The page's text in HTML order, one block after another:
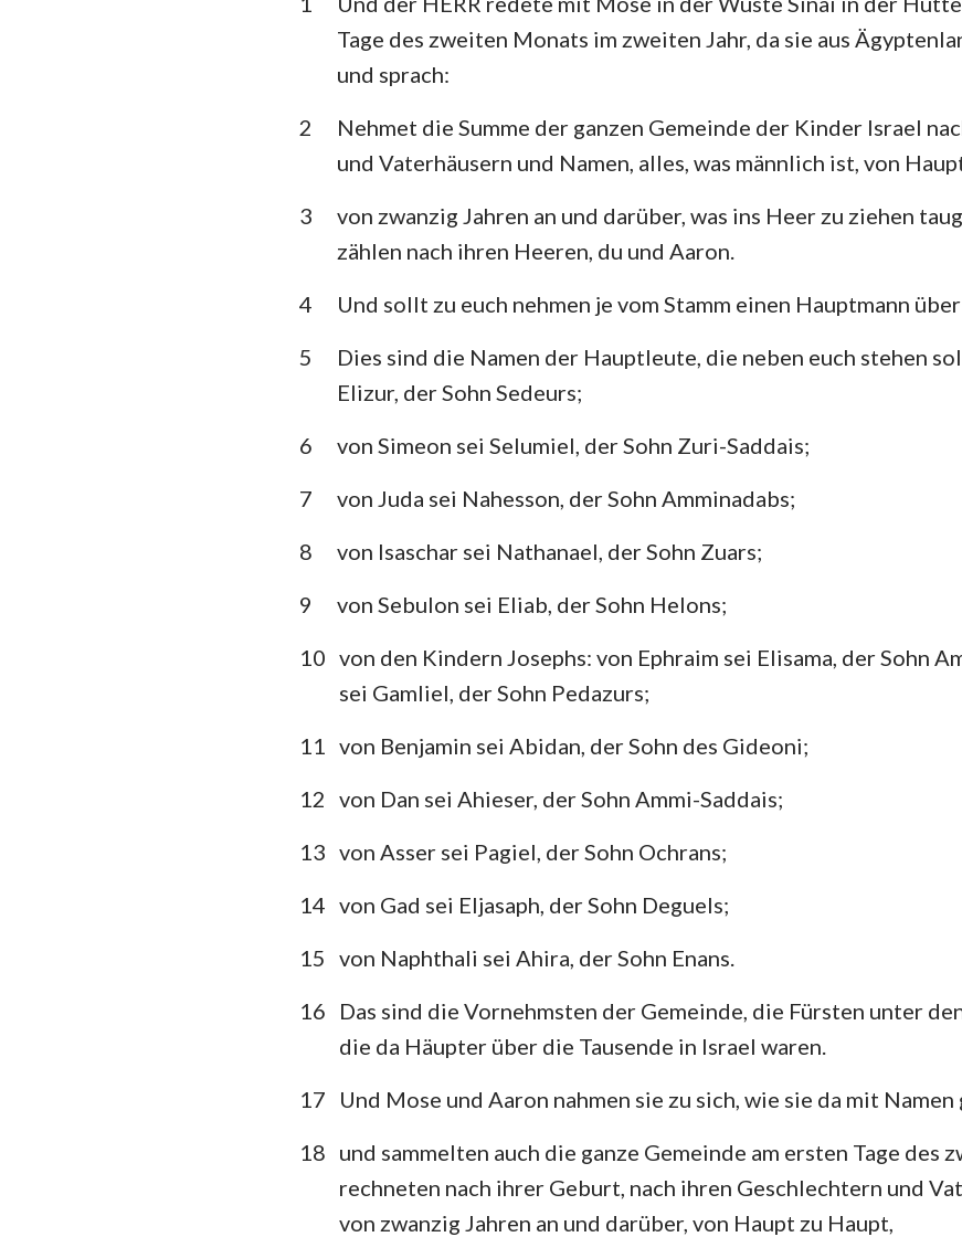
5. Mose Josua
1. Chronik 2. Chronik
Esra Nehemia
Psalm Sprüche
Prediger Hohelied
Jeremia
Obadja Jona
Apostelgeschichte
1. Timotheus
1. Petrus
1. Johannes
29
30 31 32 33
Tage des zweiten Monats im zweiten Jahr, da sie aus
und sprach:
2
Nehmet die Summe der ganzen Gemeinde der Kinder Israel
und Vaterhäusern und Namen, alles, was männlich ist, von
3
von zwanzig Jahren an und darüber, was ins Heer zu ziehen
zählen nach ihren Heeren, du und Aaron.
4
Und sollt zu euch nehmen je vom Stamm einen Hauptmann
5
Dies sind die Namen der Hauptleute, die neben euch stehen
Elizur, der Sohn Sedeurs;
6
von Simeon sei Selumiel, der Sohn Zuri-Saddais;
7
von Juda sei Nahesson, der Sohn Amminadabs;
8
von Isaschar sei Nathanael, der Sohn Zuars;
9
von Sebulon sei Eliab, der Sohn Helons;
10 von den Kindern Josephs: von Ephraim sei Elisama, der Sohn
sei Gamliel, der Sohn Pedazurs;
11 von Benjamin sei Abidan, der Sohn des Gideoni;
12 von Dan sei Ahieser, der Sohn Ammi-Saddais;
13 von Asser sei Pagiel, der Sohn Ochrans;
14 von Gad sei Eljasaph, der Sohn Deguels;
15 von Naphthali sei Ahira, der Sohn Enans.
16
Das sind die Vornehmsten der Gemeinde, die Fürsten unter
die da Häupter über die Tausende in Israel waren.
17
Und Mose und Aaron nahmen sie zu sich, wie sie da mit Namen
18 und sammelten auch die ganze Gemeinde am ersten Tage des
rechneten nach ihrer Geburt, nach ihren Geschlechtern und
von zwanzig Jahren an und darüber, von Haupt zu Haupt,